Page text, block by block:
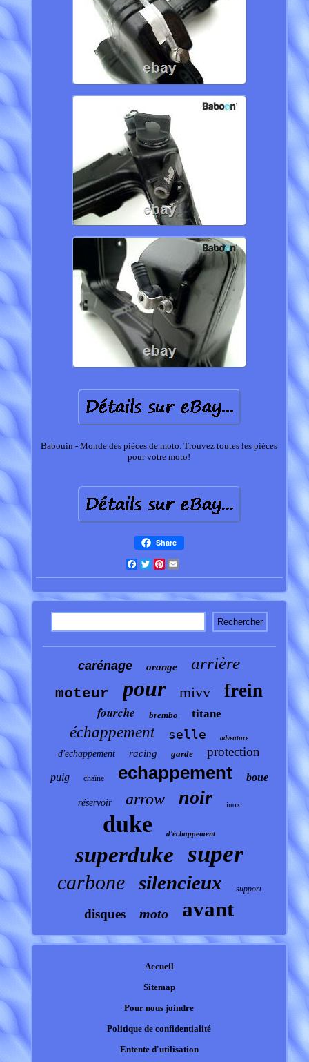
Babouin - Monde des pièces de moto. Trouvez toutes les pièces
pour votre moto!
Share
Facebook
TwitterPinterest
carénage orange arrière
moteur pour mivv frein
fourche brembo titane
échappement selle adventure
d'echappement racing garde protection
puig chaîne echappement boue
réservoir arrow noir inox
duke d'échappement
superduke super
carbone silencieux support
disques moto avant
Accueil
Sitemap
Pour nous joindre
Politique de confidentialité
Entente d'utilisation